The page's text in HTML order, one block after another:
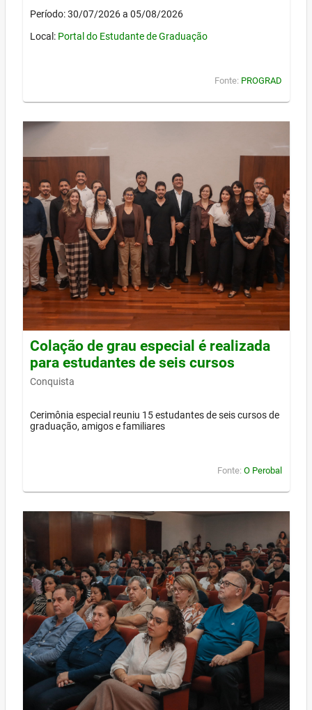
Período: 30/07/2026 a 05/08/2026
Local: Portal do Estudante de Graduação
Fonte: PROGRAD
Colação de grau especial é realizada
para estudantes de seis cursos
Conquista
Cerimônia especial reuniu 15 estudantes de seis cursos de
graduação, amigos e familiares
Fonte: O Perobal